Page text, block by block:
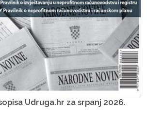
Udruga.hr za srpanj 2026.